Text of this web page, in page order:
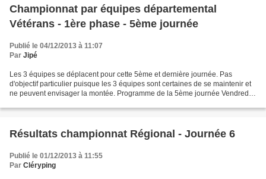
Championnat par équipes départemental
Vétérans - 1ère phase - 5ème journée
Publié le 04/12/2013 à 11:07
Par Jipé
Les 3 équipes se déplacent pour cette 5ème et dernière journée. Pas
d'objectif particulier puisque les 3 équipes sont certaines de se maintenir et
ne peuvent envisager la montée. Programme de la 5ème journée Vendredi 6
Résultats championnat Régional - Journée 6
Publié le 01/12/2013 à 11:55
Par Cléryping